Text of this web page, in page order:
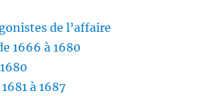
de l’affaire
1666 à 1680
à 1687